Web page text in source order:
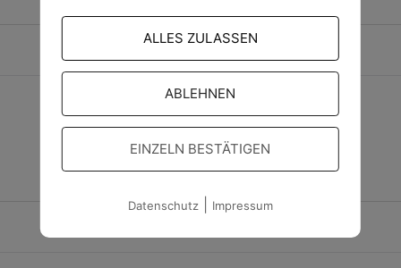
Beitragsnavigation
12.10.2019
Beitragsnavigation
ALLES ZULASSEN
ABLEHNEN
EINZELN BESTÄTIGEN
Datenschutz| Impressum